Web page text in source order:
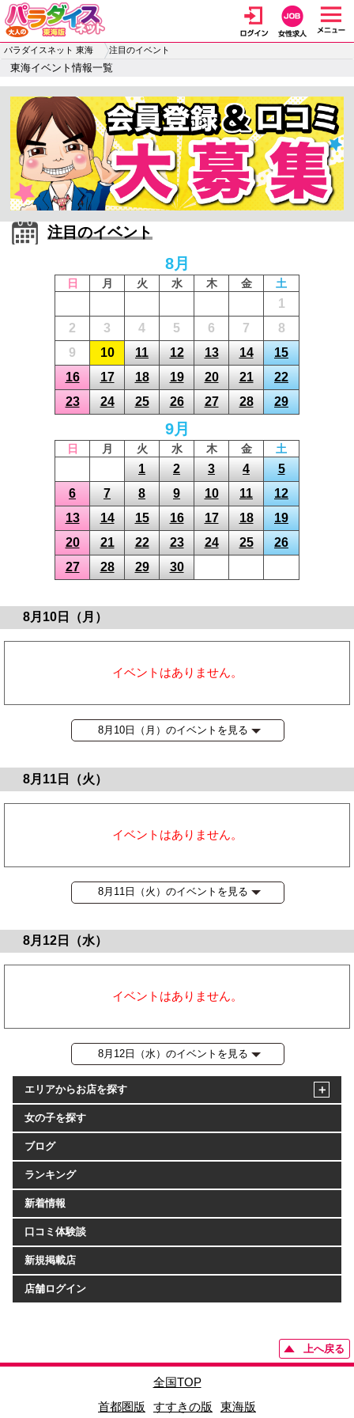
パラダイスネット 東海 注目のイベント
東海イベント情報一覧
注目のイベント
8月
日 月 火 水 木 金 土
1
2
3 4 5 6 7
8
9
10 11 12 13 14
15
16
17 18 19 20 21
22
23
24 25 26 27 28 29
9月
日 月 火 水 木 金 土
1 2 3 4
5
6
7 8 9 10 11
12
13
14 15 16 17 18
19
20
21 22 23 24 25
26
27
28 29 30
8月10日（月）
イベントはありません。
8月10日（月）のイベントを見る
8月11日（火）
イベントはありません。
8月11日（火）のイベントを見る
8月12日（水）
イベントはありません。
8月12日（水）のイベントを見る
エリアからお店を探す
女の子を探す
ブログ
ランキング
新着情報
口コミ体験談
新規掲載店
店舗ログイン
上へ戻る
全国TOP
首都圏版
すすきの版 東海版